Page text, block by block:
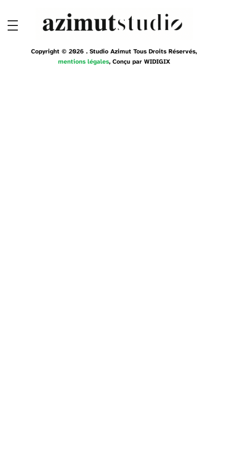
Copyright © 2026 . Studio Azimut Tous Droits Réservés,
mentions légales, Conçu par WIDIGIX